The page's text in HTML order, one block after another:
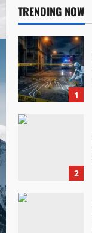
TRENDING NOW
1
2